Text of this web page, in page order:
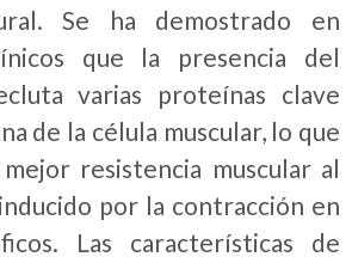
Se ha demostrado en
que la presencia del
varias proteínas clave
de la célula muscular, lo que
resistencia muscular al
por la contracción en
Las características de